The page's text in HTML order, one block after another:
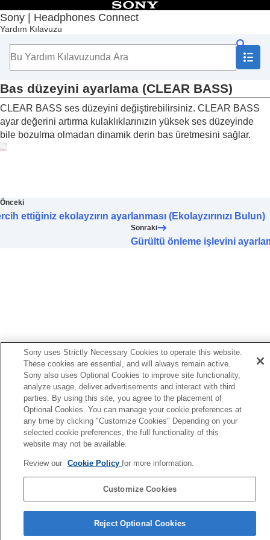
Sony | Headphones Connect
Yardım Kılavuzu
İçindekiler
Başlangıç Sayfası
Başlarken
Kullanım
“Sony | Headphones Connect” Panosu Hakkında
[Durum] sekmesinde görüntülenen işlevler
[Ses] sekmesinde görüntülenen işlevler
Hızlı Ses Ayarlarını Kullanma
Gürültü önleme işlevini ve ortam ses modunu
ayarlama ( Ortam Sesi Kontrolü )
Surround etkisini ayarlama (Surround (VPT))
BLUETOOTHbağlantısının (Ses Kalitesi
Modu ) öncelik ayarının değiştirilmesi
BLUETOOTHbağlantısının (Bluetooth
Bağlantı Kalitesi) öncelik ayarının
değiştirilmesi
DSEE ExtremeÖğesini Ayarlama (Yüksek
aralık telafisi)
DSEE HXÖğesini Ayarlama (Yüksek aralık
telafisi)
DSEEÖğesini Ayarlama (Yüksek aralık
telafisi)
Takma açısını ölçerek mekansal sesi optimize
etme (Mekansal Ses Optimizasyonu)
[Sistem] sekmesinde görüntülenen işlevler
[Hizmetler] sekmesinde görüntülenen işlevler
Bas düzeyini ayarlama (CLEAR BASS)
CLEAR BASS ses düzeyini değiştirebilirsiniz. CLEAR BASS
ayar değerini artırma kulaklıklarınızın yüksek ses düzeyinde
bile bozulma olmadan dinamik derin bas üretmesini sağlar.
Önceki
ettiğiniz ekolayzırın ayarlanması (Ekolayzırınızı Bulun)
Sonraki
Gürültü önleme işlevini
Dil Seçimi Sayfası
4-730-255-16(1)
Sony uses Strictly Necessary Cookies to operate this website.
These cookies are essential, and will always remain active.
Sony also uses Optional Cookies to improve site functionality,
analyze usage, deliver advertisements and interact with third
parties. By using this site, you agree to the placement of
Optional Cookies. You can manage your cookie preferences at
any time by clicking "Customize Cookies" Depending on your
selected cookie preferences, the full functionality of this
website may not be available.
Review our Cookie Policyfor more information.
Customize Cookies
Reject Optional Cookies